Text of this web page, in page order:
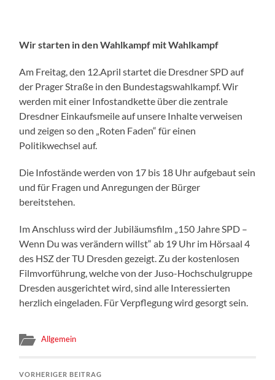
Wir starten in den Wahlkampf mit Wahlkampf
Am Freitag, den 12.April startet die Dresdner SPD auf
der Prager Straße in den Bundestagswahlkampf. Wir
werden mit einer Infostandkette über die zentrale
Dresdner Einkaufsmeile auf unsere Inhalte verweisen
und zeigen so den „Roten Faden“ für einen
Politikwechsel auf.
Die Infostände werden von 17 bis 18 Uhr aufgebaut sein
und für Fragen und Anregungen der Bürger
bereitstehen.
Im Anschluss wird der Jubiläumsfilm „150 Jahre SPD –
Wenn Du was verändern willst“ ab 19 Uhr im Hörsaal 4
des HSZ der TU Dresden gezeigt. Zu der kostenlosen
Filmvorführung, welche von der Juso-Hochschulgruppe
Dresden ausgerichtet wird, sind alle Interessierten
herzlich eingeladen. Für Verpflegung wird gesorgt sein.
Allgemein
VORHERIGER BEITRAG